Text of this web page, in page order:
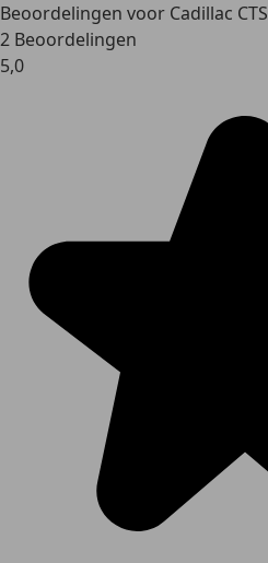
Beoordelingen voor Cadillac CTS
2 Beoordelingen
5,0